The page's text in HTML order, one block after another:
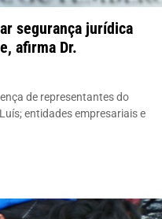
segurança jurídica
afirma Dr.
de representantes do
entidades empresariais e